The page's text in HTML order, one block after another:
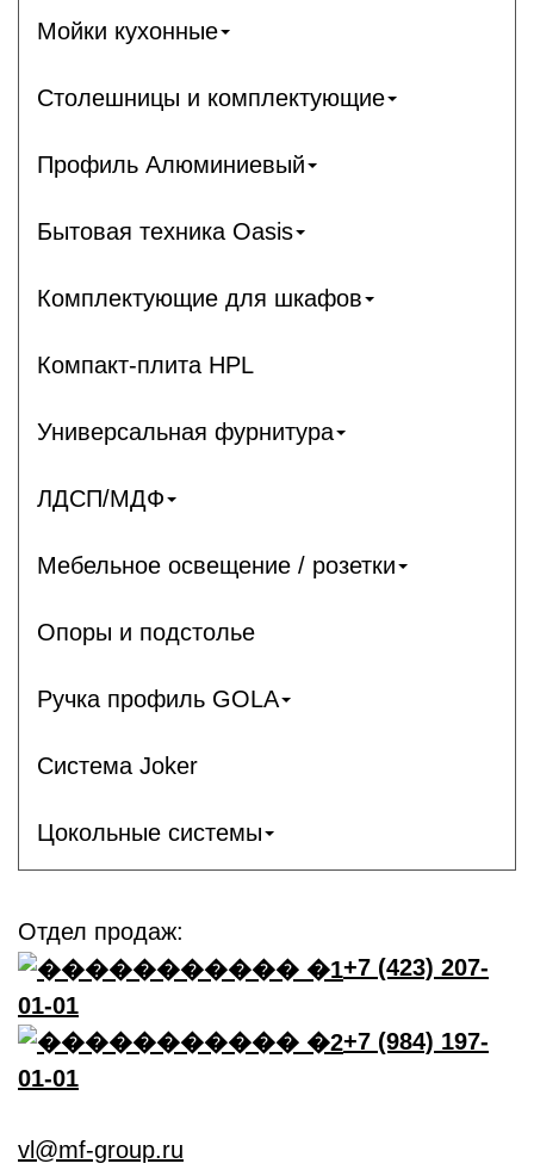
Мойки кухонные
Столешницы и комплектующие
Профиль Алюминиевый
Бытовая техника Oasis
Комплектующие для шкафов
Компакт-плита HPL
Универсальная фурнитура
ЛДСП/МДФ
Мебельное освещение / розетки
Опоры и подстолье
Ручка профиль GOLA
Система Joker
Цокольные системы
Отдел продаж:
+7 (423) 207-
01-01
+7 (984) 197-
01-01
vl@mf-group.ru